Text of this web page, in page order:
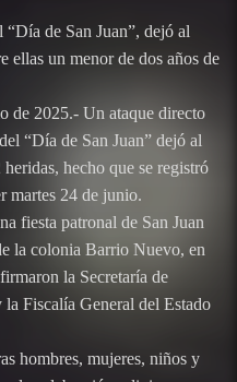
de San Juan”, dejó al
ellas un menor de dos años de
de 2025.- Un ataque directo
“Día de San Juan” dejó al
hecho que se registró
martes 24 de junio.
fiesta patronal de San Juan
la colonia Barrio Nuevo, en
la Secretaría de
Fiscalía General del Estado
hombres, mujeres, niños y